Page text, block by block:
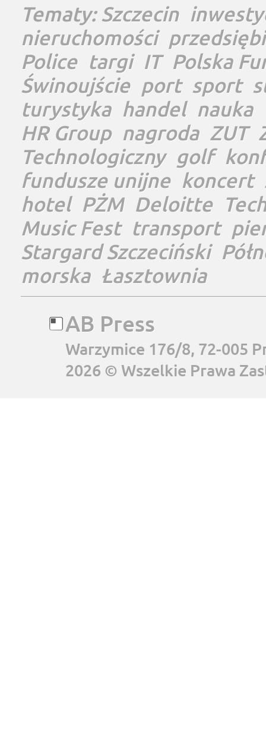
Tematy:Szczecin
nieruchomości
Police targi IT Polska
Świnoujście port sport
turystyka handel nauka
HR Group nagroda ZUT
Technologiczny golf
fundusze unijne koncert
hotel PŻM Deloitte
Music Fest transport
Stargard Szczeciński
morska Łasztownia
AB Press
Warzymice 176/8, 72-005
2026 © Wszelkie Prawa